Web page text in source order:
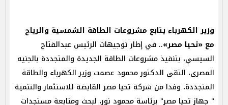
وزير الكهرباء يتابع مشروعات الطاقة الشمسية والرياح
مع «تحيا مصر».. في إطار توجيهات الرئيس عبدالفتاح
السيسي، بتنفيذ مشروعات الطاقة الجديدة والمتجددة بالجنيه
المصرى، التقى الدكتور محمود عصمت وزير الكهرباء والطاقة
المتجددة، وفدا من شركة تحيا مصر القابضة للاستثمار والتنمية
" جهاز تحيا مصر" برئاسة محمود نور، لبحث ومتابعة مستجدات